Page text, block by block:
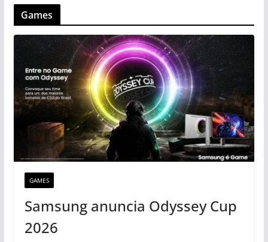
Games
GAMES
Samsung anuncia Odyssey Cup
2026